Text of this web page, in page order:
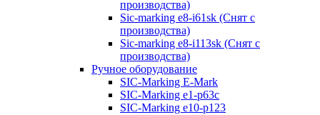
производства)
Sic-marking e8-i61sk (Снят с
производства)
Sic-marking e8-i113sk (Снят с
производства)
Ручное оборудование
SIC-Marking E-Mark
SIC-Marking e1-p63с
SIC-Marking e10-p123